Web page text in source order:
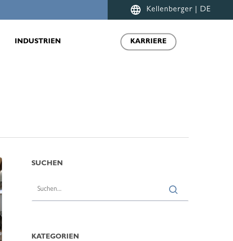
Kellenberger | DE
INDUSTRIEN KARRIERE
SUCHEN
KATEGORIEN
Menu